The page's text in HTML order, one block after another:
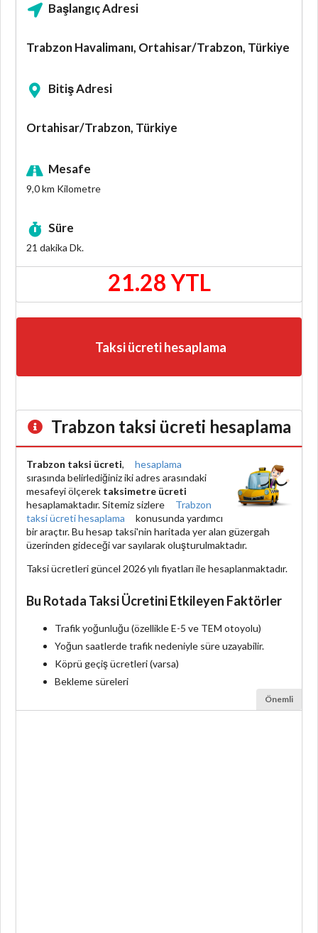
Başlangıç Adresi
Trabzon Havalimanı, Ortahisar/Trabzon, Türkiye
Bitiş Adresi
Ortahisar/Trabzon, Türkiye
Mesafe
9,0 km Kilometre
Süre
21 dakika Dk.
21.28 YTL
Taksi ücreti hesaplama
Trabzon taksi ücreti hesaplama
Trabzon taksi ücreti,
hesaplama
sırasında belirlediğiniz iki adres arasındaki
mesafeyi ölçerek taksimetre ücreti
hesaplamaktadır. Sitemiz sizlere
Trabzon
taksi ücreti hesaplama
konusunda yardımcı
bir araçtır. Bu hesap taksi'nin haritada yer alan güzergah
üzerinden gideceği var sayılarak oluşturulmaktadır.
Taksi ücretleri güncel 2026 yılı fiyatları ile hesaplanmaktadır.
Bu Rotada Taksi Ücretini Etkileyen Faktörler
Trafik yoğunluğu (özellikle E-5 ve TEM otoyolu)
Yoğun saatlerde trafik nedeniyle süre uzayabilir.
Köprü geçiş ücretleri (varsa)
Bekleme süreleri
Önemli